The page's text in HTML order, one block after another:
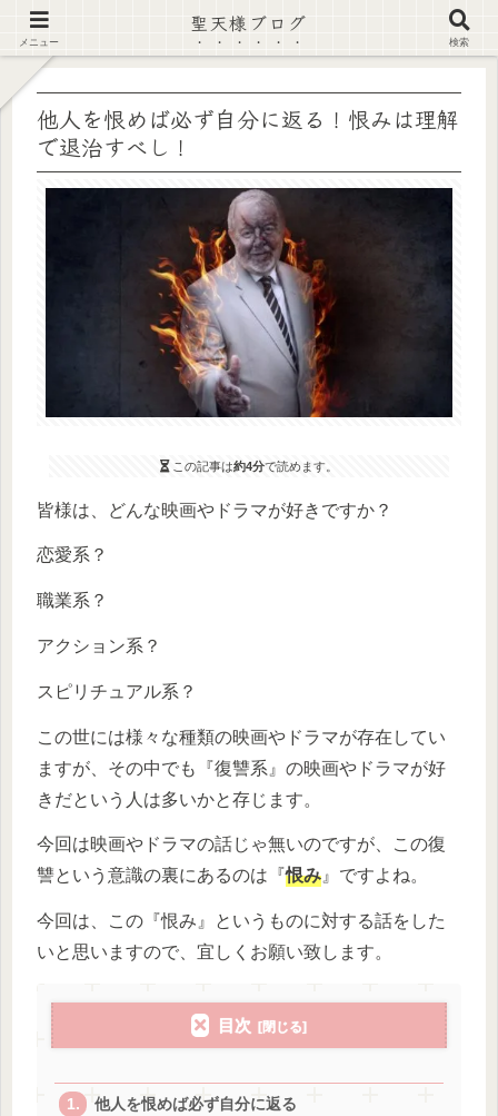
【注意喚起】偽サイト及び偽情報に注意 ▶確認する◀
他人を恨めば必ず自分に返る！恨みは理解
で退治すべし！
この記事は約4分で読めます。
皆様は、どんな映画やドラマが好きですか？
恋愛系？
職業系？
アクション系？
スピリチュアル系？
この世には様々な種類の映画やドラマが存在してい
ますが、その中でも『復讐系』の映画やドラマが好
きだという人は多いかと存じます。
今回は映画やドラマの話じゃ無いのですが、この復
讐という意識の裏にあるのは『恨み』ですよね。
今回は、この『恨み』というものに対する話をした
いと思いますので、宜しくお願い致します。
目次
他人を恨めば必ず自分に返る
メニュー
聖天様ブログ
検索